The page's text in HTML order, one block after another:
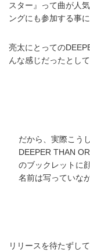
スター』って曲が人
ングにも参加する事に
亮太にとっての
んな感じだったとし
だから、実際こう
DEEPER THAN
のブックレットに
名前は写っていな
リリースを待たずし